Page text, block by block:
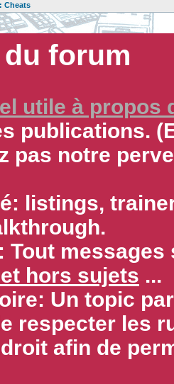
Cheats
forum
utile à propos
publications.
pas notre
listings,
Tout
hors sujets ...
Un topic
respecter les
afin de